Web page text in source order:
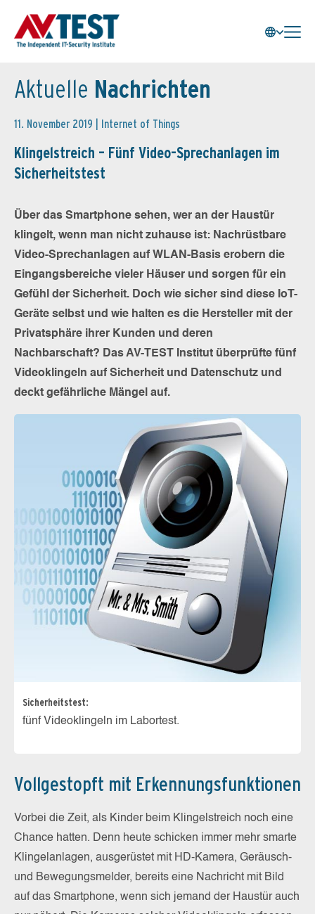
Aktuelle Nachrichten
11. November 2019 | Internet of Things
Klingelstreich – Fünf Video-Sprechanlagen im
Sicherheitstest
Über das Smartphone sehen, wer an der Haustür
klingelt, wenn man nicht zuhause ist: Nachrüstbare
Video-Sprechanlagen auf WLAN-Basis erobern die
Eingangsbereiche vieler Häuser und sorgen für ein
Gefühl der Sicherheit. Doch wie sicher sind diese IoT-
Geräte selbst und wie halten es die Hersteller mit der
Privatsphäre ihrer Kunden und deren
Nachbarschaft? Das AV-TEST Institut überprüfte fünf
Videoklingeln auf Sicherheit und Datenschutz und
deckt gefährliche Mängel auf.
Sicherheitstest:
fünf Videoklingeln im Labortest.
Vollgestopft mit Erkennungsfunktionen
Vorbei die Zeit, als Kinder beim Klingelstreich noch eine
Chance hatten. Denn heute schicken immer mehr smarte
Klingelanlagen, ausgerüstet mit HD-Kamera, Geräusch-
und Bewegungsmelder, bereits eine Nachricht mit Bild
auf das Smartphone, wenn sich jemand der Haustür auch